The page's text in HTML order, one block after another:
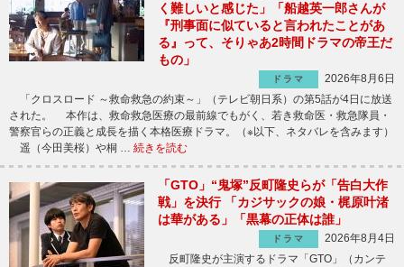
く難しいと感じた」「船越英一郎さんが
『刑事面に似ていると言われたことがあ
る』って、そりゃあ2時間ドラマの帝王だ
もの」
ドラマ
2026年8月6日
「クロスロード ～救命救急の約束～」（テレビ朝日系）の第5話が4日に放送
された。 本作は、救命救急医療の最前線でもがく、若き救命医・救急隊員・
警察官らの正義と成長を描く本格医療ドラマ。（※以下、ネタバレを含みます）
遥（今田美桜）や桐 … 続きを読む
「GTO」“鬼塚”反町隆史らが「告白大作
戦」を決行 「カジサックの娘・梶原叶渚
は華がある」「黒幕の正体は誰」
ドラマ
2026年8月4日
反町隆史が主演するドラマ「GTO」（カンテ